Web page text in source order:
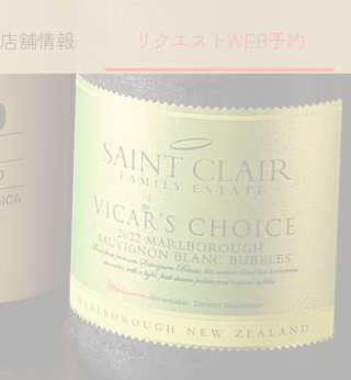
店舗情報 リクエストWEB予約